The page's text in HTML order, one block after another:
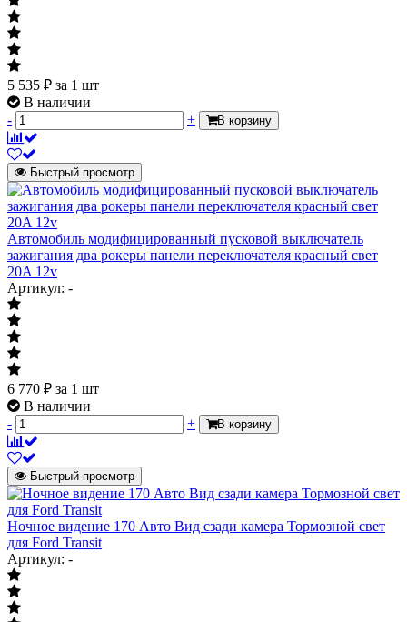
5 535 ₽ за 1 шт
В наличии
-
+ В корзину
Быстрый просмотр
Автомобиль модифицированный пусковой выключатель
зажигания два рокеры панели переключателя красный свет
20A 12v
Артикул: -
6 770 ₽ за 1 шт
В наличии
-
+ В корзину
Быстрый просмотр
Ночное видение 170 Авто Вид сзади камера Тормозной свет
для Ford Transit
Артикул: -